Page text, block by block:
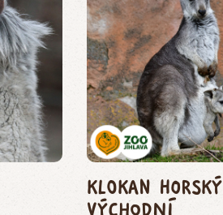
Klokan horský
východní